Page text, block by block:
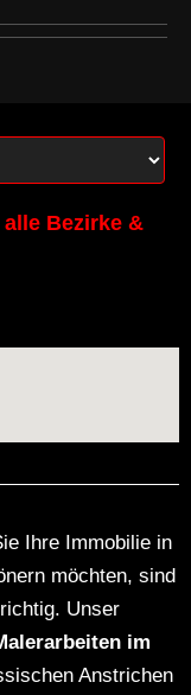
Bezirke &
Ihre Immobilie in
möchten, sind
Unser
im
Anstrichen